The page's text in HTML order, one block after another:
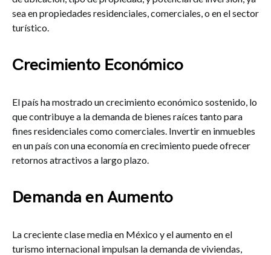
sea en propiedades residenciales, comerciales, o en el sector
turístico.
Crecimiento Económico
El país ha mostrado un crecimiento económico sostenido, lo
que contribuye a la demanda de bienes raíces tanto para
fines residenciales como comerciales. Invertir en inmuebles
en un país con una economía en crecimiento puede ofrecer
retornos atractivos a largo plazo.
Demanda en Aumento
La creciente clase media en México y el aumento en el
turismo internacional impulsan la demanda de viviendas,